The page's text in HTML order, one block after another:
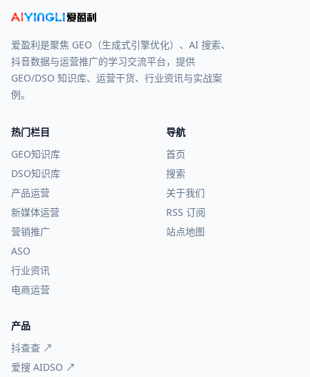
爱盈利是聚焦 GEO（生成式引擎优化）、AI 搜索、
抖音数据与运营推广的学习交流平台，提供
GEO/DSO 知识库、运营干货、行业资讯与实战案
例。
热门栏目
GEO知识库
DSO知识库
产品运营
新媒体运营
营销推广
ASO
行业资讯
电商运营
导航
首页
搜索
关于我们
RSS 订阅
站点地图
产品
抖查查 ↗
爱搜 AIDSO ↗